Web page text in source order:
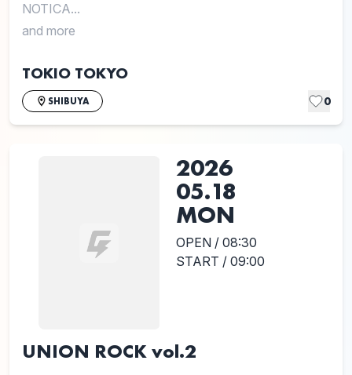
NOTICA...
and more
TOKIO TOKYO
SHIBUYA 0
2026
05.18
MON
OPEN / 08:30
START / 09:00
UNION ROCK vol.2